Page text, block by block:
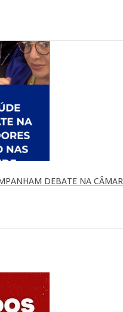
DEBATE NA